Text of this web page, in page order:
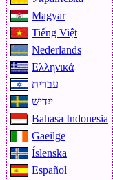
Magyar
Tiếng Việt
Nederlands
Ελληνικά
עברית
ייִדיש
Bahasa Indonesia
Gaeilge
Íslenska
Español